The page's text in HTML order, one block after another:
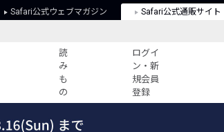
Safari公式ウェブマガジン Safari公式通販サイト
読
み
も
の
ログイ
ン・新
規会員
登録